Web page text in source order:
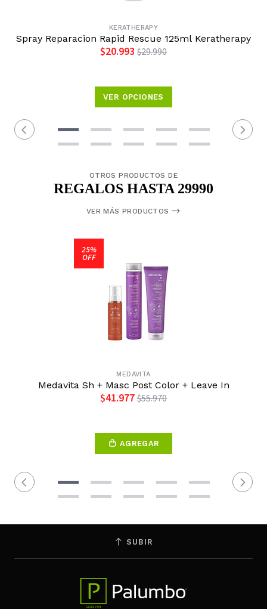
KERATHERAPY
Spray Reparacion Rapid Rescue 125ml Keratherapy
$20.993 $29.990
VER OPCIONES
OTROS PRODUCTOS DE
REGALOS HASTA 29990
VER MÁS PRODUCTOS
25%
OFF
MEDAVITA
Medavita Sh + Masc Post Color + Leave In
$41.977 $55.970
AGREGAR
SUBIR